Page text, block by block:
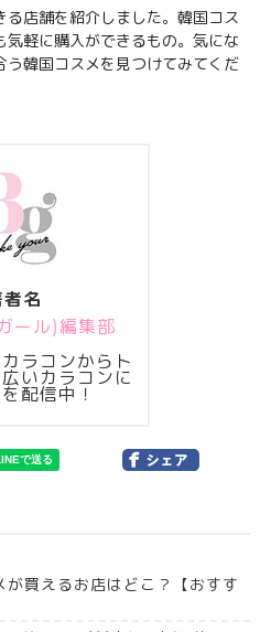
店舗を紹介しました。韓国コス
軽に購入ができるもの。気にな
韓国コスメを見つけてみてくだ
者名
ール)編集部
ラコンからト
いカラコンに
配信中！
買えるお店はどこ？【おすす